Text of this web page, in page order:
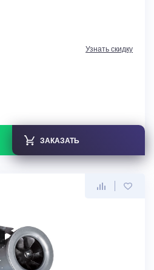
Узнать скидку
ЗАКАЗАТЬ